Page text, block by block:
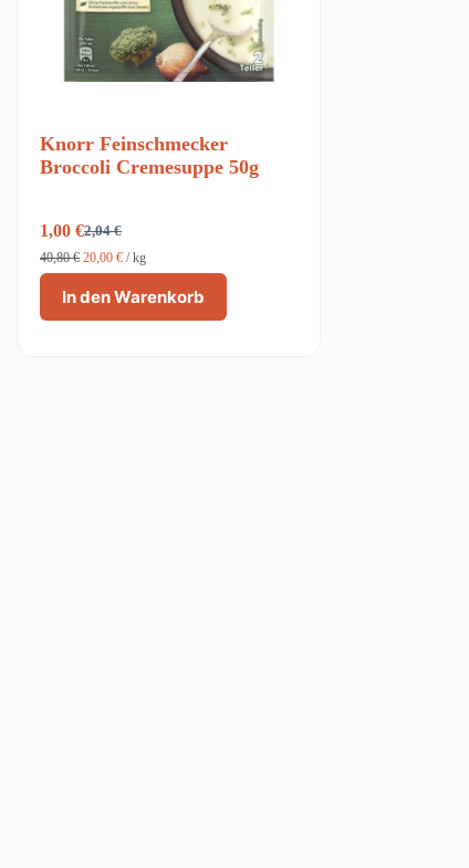
Knorr Feinschmecker
Broccoli Cremesuppe 50g
2,04€
Ursprünglicher
Preis
war:
2,04 €
1,00€Aktueller
Preis
ist:
1,00 €.
In den Warenkorb
40,80€ 20,00€ /kg